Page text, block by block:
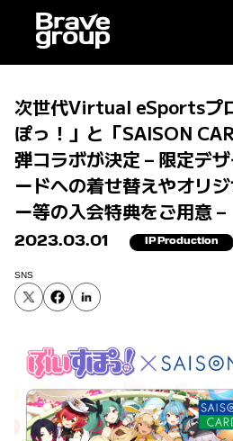
次世代Virtual eSportsプ
ぽっ！」と「SAISON
弾コラボが決定 – 限定デ
ードへの着せ替えやオリ
ー等の入会特典をご用意 –
2023.03.01 IP Production
SNS